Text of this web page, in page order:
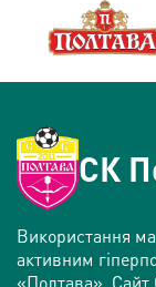
СК
Використання
активним
«Полтава».